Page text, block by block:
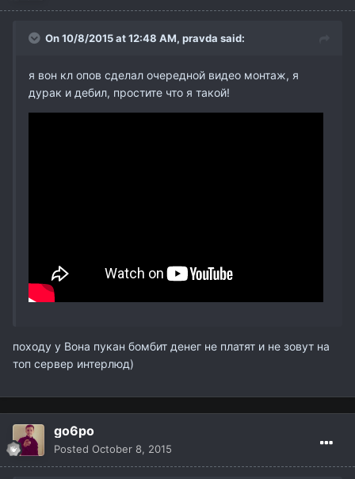
On 10/8/2015 at 12:48 AM, pravda said:
я вон кл опов сделал очередной видео монтаж, я
дурак и дебил, простите что я такой!
походу у Вона пукан бомбит денег не платят и не зовут на
топ сервер интерлюд)
go6po
Posted October 8, 2015